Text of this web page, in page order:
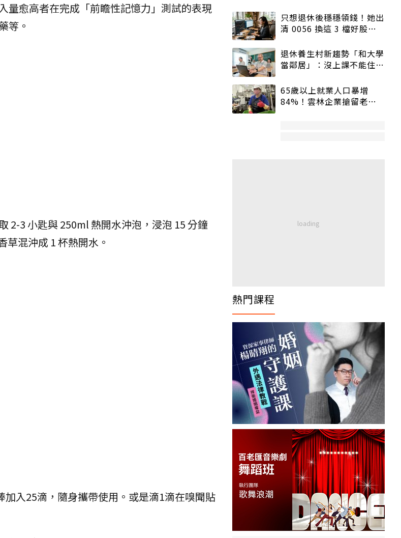
量愈高者在完成「前瞻性記憶力」測試的表現
等。
2-3 小匙與 250ml 熱開水沖泡，浸泡 15 分鐘
混沖成 1 杯熱開水。
入25滴，隨身攜帶使用。或是滴1滴在嗅聞貼
只想退休後穩穩領錢！她出
清 0056 換這 3 檔好股：
退休養生村新趨勢「和大學
當鄰居」：沒上課不能住、
65歲以上就業人口暴增
84%！雲林企業搶留老員
熱門課程